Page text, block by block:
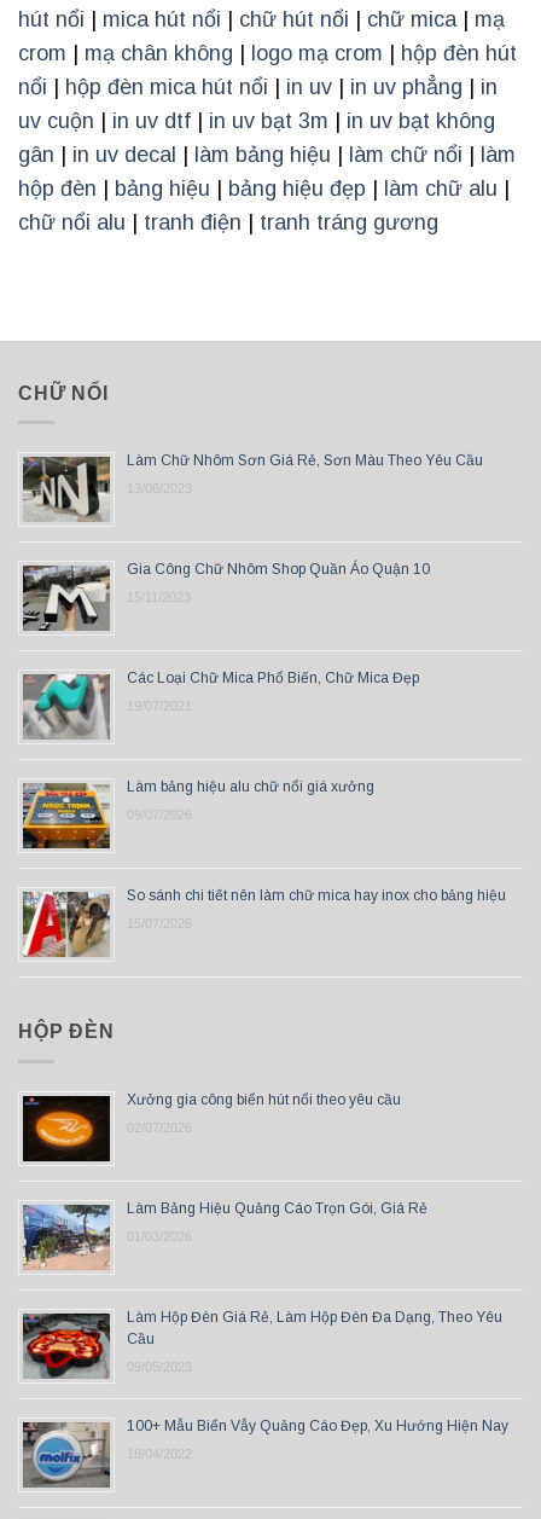
hút nổi | mica hút nổi | chữ hút nổi | chữ mica | mạ
crom | mạ chân không | logo mạ crom | hộp đèn hút
nổi | hộp đèn mica hút nổi | in uv | in uv phẳng | in
uv cuộn | in uv dtf | in uv bạt 3m | in uv bạt không
gân | in uv decal | làm bảng hiệu | làm chữ nổi | làm
hộp đèn | bảng hiệu | bảng hiệu đẹp | làm chữ alu |
chữ nổi alu | tranh điện | tranh tráng gương
CHỮ NỔI
Làm Chữ Nhôm Sơn Giá Rẻ, Sơn Màu Theo Yêu Cầu
13/06/2023
Gia Công Chữ Nhôm Shop Quần Áo Quận 10
15/11/2023
Các Loại Chữ Mica Phổ Biến, Chữ Mica Đẹp
19/07/2021
Làm bảng hiệu alu chữ nổi giá xưởng
09/07/2026
So sánh chi tiết nên làm chữ mica hay inox cho bảng hiệu
15/07/2026
HỘP ĐÈN
Xưởng gia công biển hút nổi theo yêu cầu
02/07/2026
Làm Bảng Hiệu Quảng Cáo Trọn Gói, Giá Rẻ
01/03/2026
Làm Hộp Đèn Giá Rẻ, Làm Hộp Đèn Đa Dạng, Theo Yêu
Cầu
09/05/2023
100+ Mẫu Biển Vẫy Quảng Cáo Đẹp, Xu Hướng Hiện Nay
18/04/2022